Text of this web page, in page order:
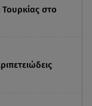
Τουρκίας στο